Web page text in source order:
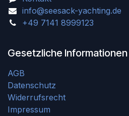
info@seesack-yachting.de
+49 7141 8999123
Gesetzliche Informationen
AGB
Datenschutz
Widerrufsrecht
Impressum